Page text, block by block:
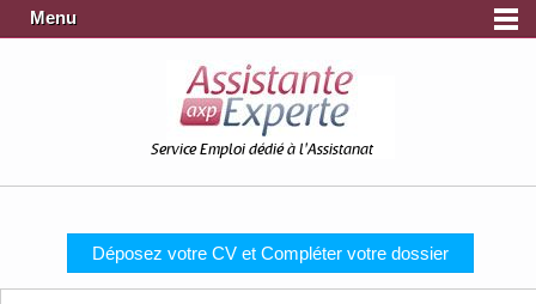
Menu
Service Emploi dédié à l'Assistanat
Déposez votre CV et Compléter votre dossier